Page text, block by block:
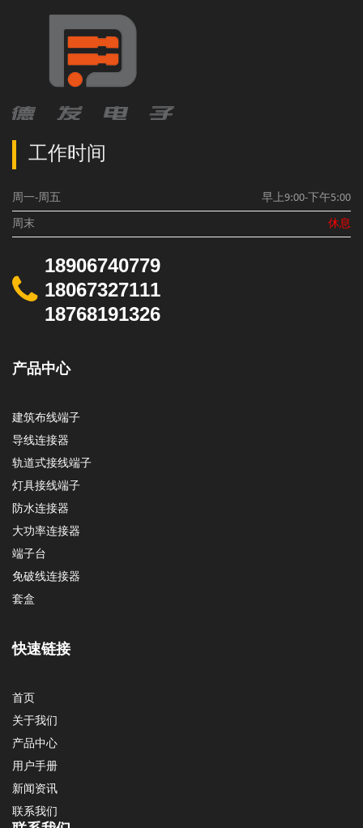
工作时间
周一-周五 早上9:00-下午5:00
周末 休息
18906740779
18067327111
18768191326
产品中心
建筑布线端子
导线连接器
轨道式接线端子
灯具接线端子
防水连接器
大功率连接器
端子台
免破线连接器
套盒
快速链接
首页
关于我们
产品中心
用户手册
新闻资讯
联系我们